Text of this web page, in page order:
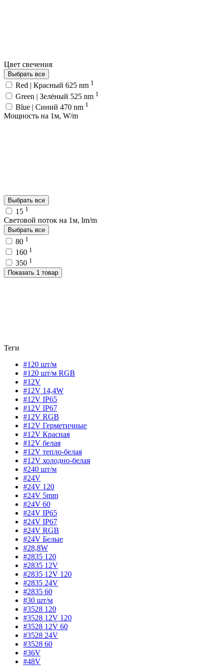
Цвет свечения
Выбрать все
Red | Красный 625 nm 1
Green | Зелёный 525 nm 1
Blue | Синий 470 nm 1
Мощность на 1м, W/m
Выбрать все
15 1
Световой поток на 1м, lm/m
Выбрать все
80 1
160 1
350 1
Показать 1 товар
Теги
#120 шт/м
#120 шт/м RGB
#12V
#12V 14,4W
#12V IP65
#12V IP67
#12V RGB
#12V Герметичные
#12V Красная
#12V белая
#12V тепло-белая
#12V холодно-белая
#240 шт/м
#24V
#24V 120
#24V 5mm
#24V 60
#24V IP65
#24V IP67
#24V RGB
#24V Белые
#28,8W
#2835 120
#2835 12V
#2835 12V 120
#2835 24V
#2835 60
#30 шт/м
#3528 120
#3528 12V 120
#3528 12V 60
#3528 24V
#3528 60
#36V
#48V